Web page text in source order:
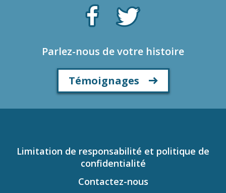
Parlez-nous de votre histoire
Témoignages
Limitation de responsabilité et politique de
confidentialité
Contactez-nous